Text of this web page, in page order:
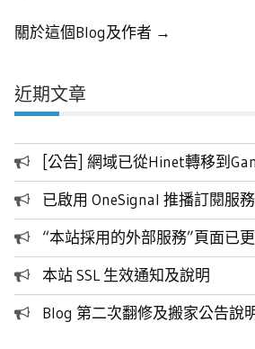
關於這個Blog及作者 →
近期文章
[公告] 網域已從Hinet轉移到
已啟用 OneSignal 推播訂閱服
“本站採用的外部服務”頁面已
本站 SSL 生效通知及說明
Blog 第二次翻修及搬家公告說